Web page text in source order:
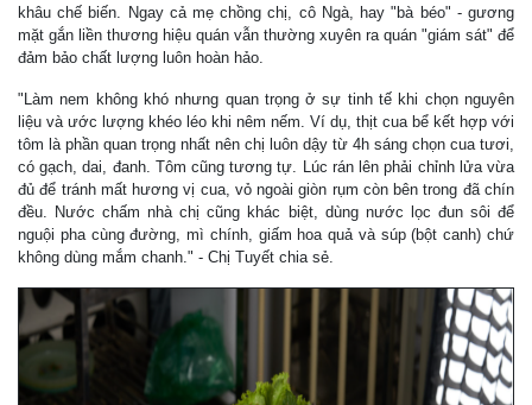
khâu chế biến. Ngay cả mẹ chồng chị, cô Ngà, hay "bà béo" - gương
mặt gắn liền thương hiệu quán vẫn thường xuyên ra quán "giám sát" để
đảm bảo chất lượng luôn hoàn hảo.
"Làm nem không khó nhưng quan trọng ở sự tinh tế khi chọn nguyên
liệu và ước lượng khéo léo khi nêm nếm. Ví dụ, thịt cua bể kết hợp với
tôm là phần quan trọng nhất nên chị luôn dậy từ 4h sáng chọn cua tươi,
có gạch, dai, đanh. Tôm cũng tương tự. Lúc rán lên phải chỉnh lửa vừa
đủ để tránh mất hương vị cua, vỏ ngoài giòn rụm còn bên trong đã chín
đều. Nước chấm nhà chị cũng khác biệt, dùng nước lọc đun sôi để
nguội pha cùng đường, mì chính, giấm hoa quả và súp (bột canh) chứ
không dùng mắm chanh." - Chị Tuyết chia sẻ.